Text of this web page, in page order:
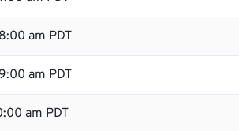
am PDT
am PDT
am PDT